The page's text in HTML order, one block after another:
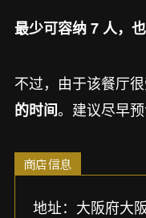
最少可容纳 7 人，也
不过，由于该餐厅很
的时间。建议尽早预
商店信息
地址：大阪府大